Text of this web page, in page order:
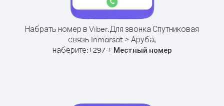
Набрать номер в Viber.Для звонка Спутниковая
связь Inmarsat > Аруба,
наберите:+297+ Местный номер